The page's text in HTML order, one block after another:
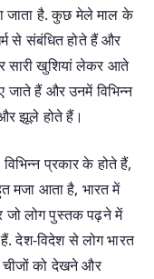
जाता है. कुछ मेले माल के
से संबंधित होते हैं और
सारी खुशियां लेकर आते
जाते हैं और उनमें विभिन्न
झूले होते हैं।
प्रकार के होते हैं,
मजा आता है, भारत में
जो लोग पुस्तक पढ़ने में
देश-विदेश से लोग भारत
चीजों को देखने और